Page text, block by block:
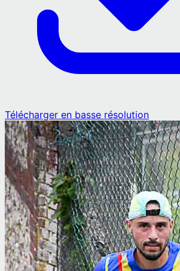
Télécharger en basse résolution